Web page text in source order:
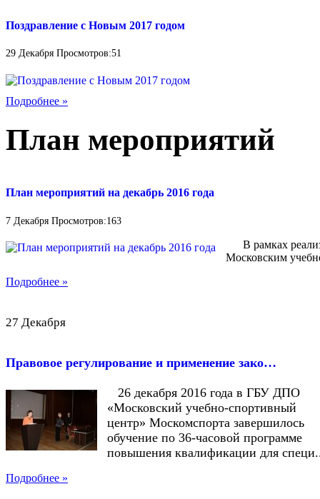
Поздравление с Новым 2017 годом
29 Декабря Просмотров:51
Подробнее »
План мероприятий
План мероприятий на декабрь 2016 года
7 Декабря Просмотров:163
В рамках
Московским
Подробнее »
27 Декабря
Правовое регулирование и применение зако…
26 декабря 2016 года в ГБУ ДПО
«Московский учебно-спортивный
центр» Москомспорта завершилось
обучение по 36-часовой программе
повышения квалификации для
Подробнее »